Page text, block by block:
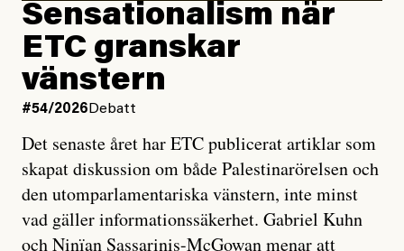
Sensationalism när
ETC granskar
vänstern
#54/2026 Debatt
Det senaste året har ETC publicerat artiklar som
skapat diskussion om både Palestinarörelsen och
den utomparlamentariska vänstern, inte minst
vad gäller informationssäkerhet. Gabriel Kuhn
och Ninïan Sassarinis-McGowan menar att